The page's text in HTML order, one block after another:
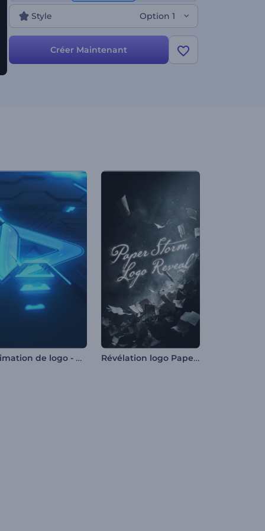
maintenant !
Style Option 1
Créer Maintenant
Animation de logo - Séisme en néon Révélation logo Paper Storm